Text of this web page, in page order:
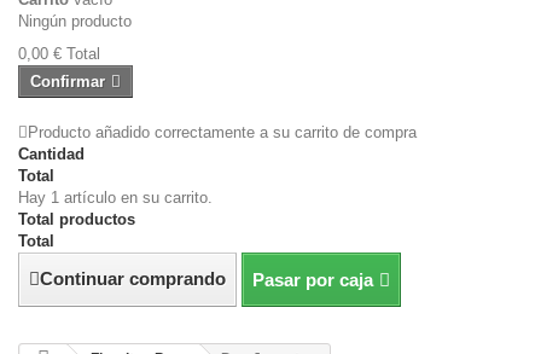
Ningún producto
0,00 € Total
Confirmar
Producto añadido correctamente a su carrito de compra
Cantidad
Total
Hay 1 artículo en su carrito.
Total productos
Total
Continuar comprando Pasar por caja